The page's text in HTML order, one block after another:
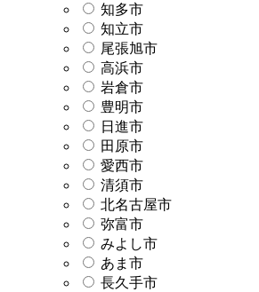
知多市
知立市
尾張旭市
高浜市
岩倉市
豊明市
日進市
田原市
愛西市
清須市
北名古屋市
弥富市
みよし市
あま市
長久手市